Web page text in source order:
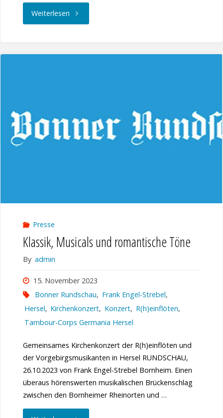
Weiterlesen"Einladung
Jubiläumskonzert
BVM"
Presse
Klassik, Musicals und romantische Töne
By admin
15. November 2023
Bonner Rundschau, Frank Engel-Strebel,
Hersel, Kirchenkonzert, Konzert, R(h)einflöten,
Tambour-Corps Germania Hersel
Gemeinsames Kirchenkonzert der R(h)einflöten und
der Vorgebirgsmusikanten in Hersel RUNDSCHAU,
26.10.2023 von Frank Engel-Strebel Bornheim. Einen
überaus hörenswerten musikalischen Brückenschlag
zwischen den Bornheimer Rheinorten und …